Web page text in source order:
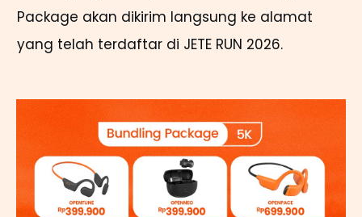
Package akan dikirim langsung ke alamat
yang telah terdaftar di JETE RUN 2026.